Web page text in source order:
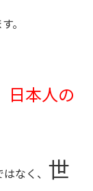
。
日本人の
なく、 世